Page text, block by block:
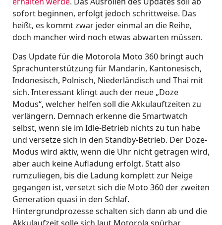
sofort beginnen, erfolgt jedoch schrittweise. Das
heißt, es kommt zwar jeder einmal an die Reihe,
doch mancher wird noch etwas abwarten müssen.
Das Update für die Motorola Moto 360 bringt auch
Sprachunterstützung für Mandarin, Kantonesisch,
Indonesisch, Polnisch, Niederländisch und Thai mit
sich. Interessant klingt auch der neue „Doze
Modus“, welcher helfen soll die Akkulauftzeiten zu
verlängern. Demnach erkenne die Smartwatch
selbst, wenn sie im Idle-Betrieb nichts zu tun habe
und versetze sich in den Standby-Betrieb. Der Doze-
Modus wird aktiv, wenn die Uhr nicht getragen wird,
aber auch keine Aufladung erfolgt. Statt also
rumzuliegen, bis die Ladung komplett zur Neige
gegangen ist, versetzt sich die Moto 360 der zweiten
Generation quasi in den Schlaf.
Hintergrundprozesse schalten sich dann ab und die